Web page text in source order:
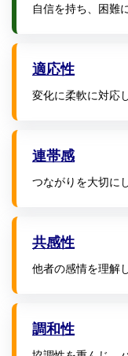
自信を持ち、困難
適応性
変化に柔軟に対応
連帯感
つながりを大切に
共感性
他者の感情を理解
調和性